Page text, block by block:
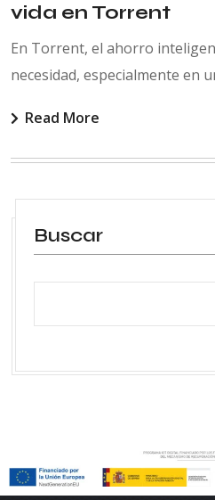
vida en Torrent
En Torrent, el ahorro
necesidad, especialmente en
Read More
Buscar